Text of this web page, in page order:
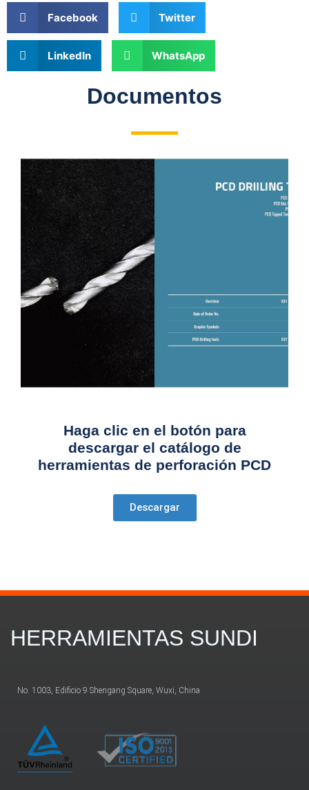
Facebook Twitter
LinkedIn WhatsApp
Documentos
Haga clic en el botón para
descargar el catálogo de
herramientas de perforación PCD
Descargar
HERRAMIENTAS SUNDI
No. 1003, Edificio 9 Shengang Square, Wuxi, China